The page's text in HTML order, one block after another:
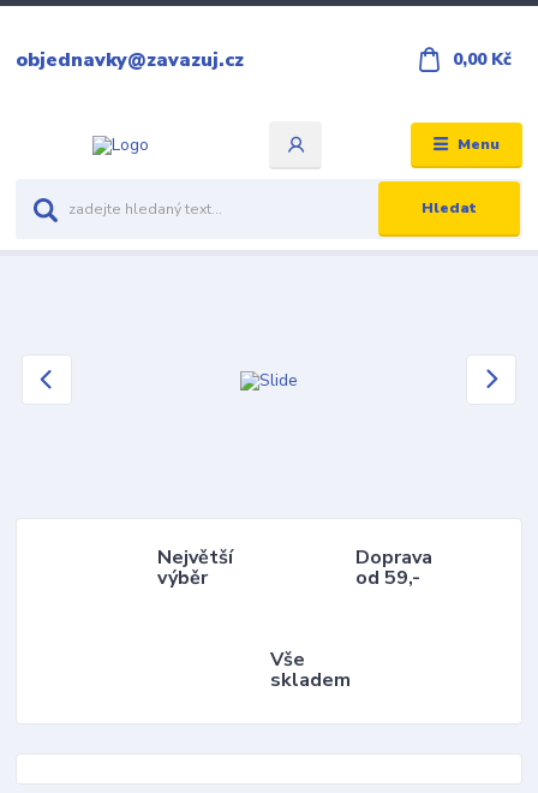
Menu
Hledat
objednavky@zavazuj.cz 0,00 Kč
Největší
výběr
Doprava
od 59,-
Vše
skladem